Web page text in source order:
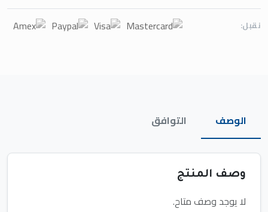
نقبل:
الوصف التوافق
وصف المنتج
لا يوجد وصف متاح.